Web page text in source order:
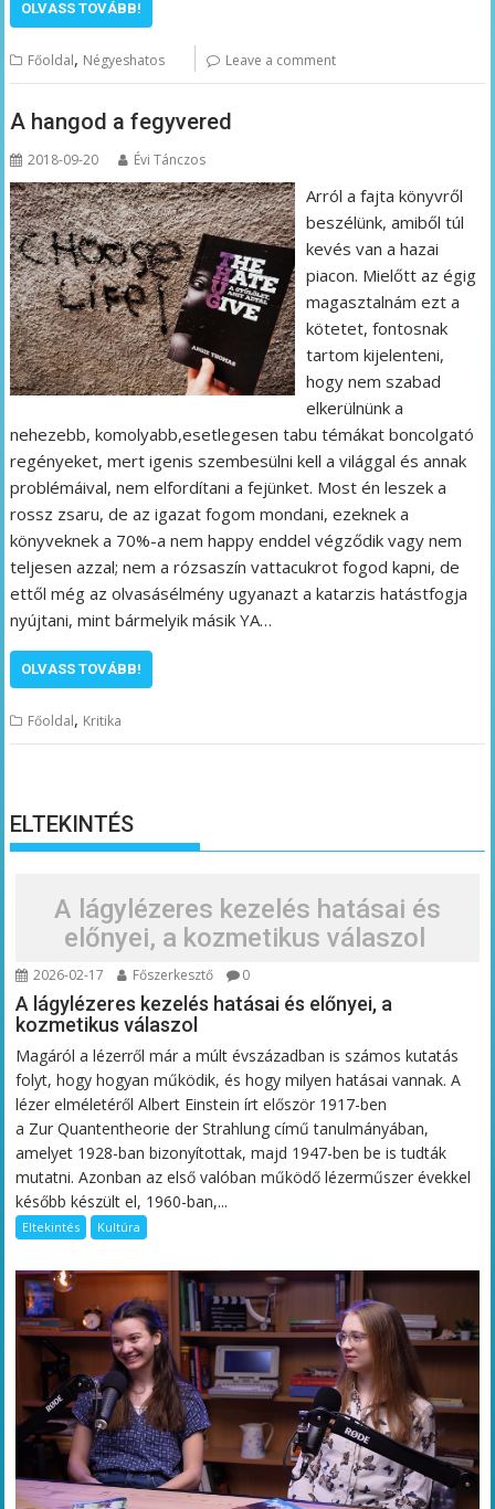
OLVASS TOVÁBB!
Főoldal, Négyeshatos Leave a comment
A hangod a fegyvered
2018-09-20 Évi Tánczos
Arról a fajta könyvről
beszélünk, amiből túl
kevés van a hazai
piacon. Mielőtt az égig
magasztalnám ezt a
kötetet, fontosnak
tartom kijelenteni,
hogy nem szabad
elkerülnünk a
nehezebb, komolyabb,esetlegesen tabu témákat boncolgató
regényeket, mert igenis szembesülni kell a világgal és annak
problémáival, nem elfordítani a fejünket. Most én leszek a
rossz zsaru, de az igazat fogom mondani, ezeknek a
könyveknek a 70%-a nem happy enddel végződik vagy nem
teljesen azzal; nem a rózsaszín vattacukrot fogod kapni, de
ettől még az olvasásélmény ugyanazt a katarzis hatástfogja
nyújtani, mint bármelyik másik YA…
OLVASS TOVÁBB!
Főoldal, Kritika
ELTEKINTÉS
A lágylézeres kezelés hatásai és
előnyei, a kozmetikus válaszol
2026-02-17 Főszerkesztő 0
A lágylézeres kezelés hatásai és előnyei, a
kozmetikus válaszol
Magáról a lézerről már a múlt évszázadban is számos kutatás
folyt, hogy hogyan működik, és hogy milyen hatásai vannak. A
lézer elméletéről Albert Einstein írt először 1917-ben
a Zur Quantentheorie der Strahlung című tanulmányában,
amelyet 1928-ban bizonyítottak, majd 1947-ben be is tudták
mutatni. Azonban az első valóban működő lézerműszer évekkel
később készült el, 1960-ban,...
Eltekintés Kultúra